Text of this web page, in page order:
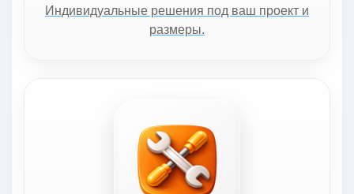
Индивидуальные решения под ваш проект и
размеры.